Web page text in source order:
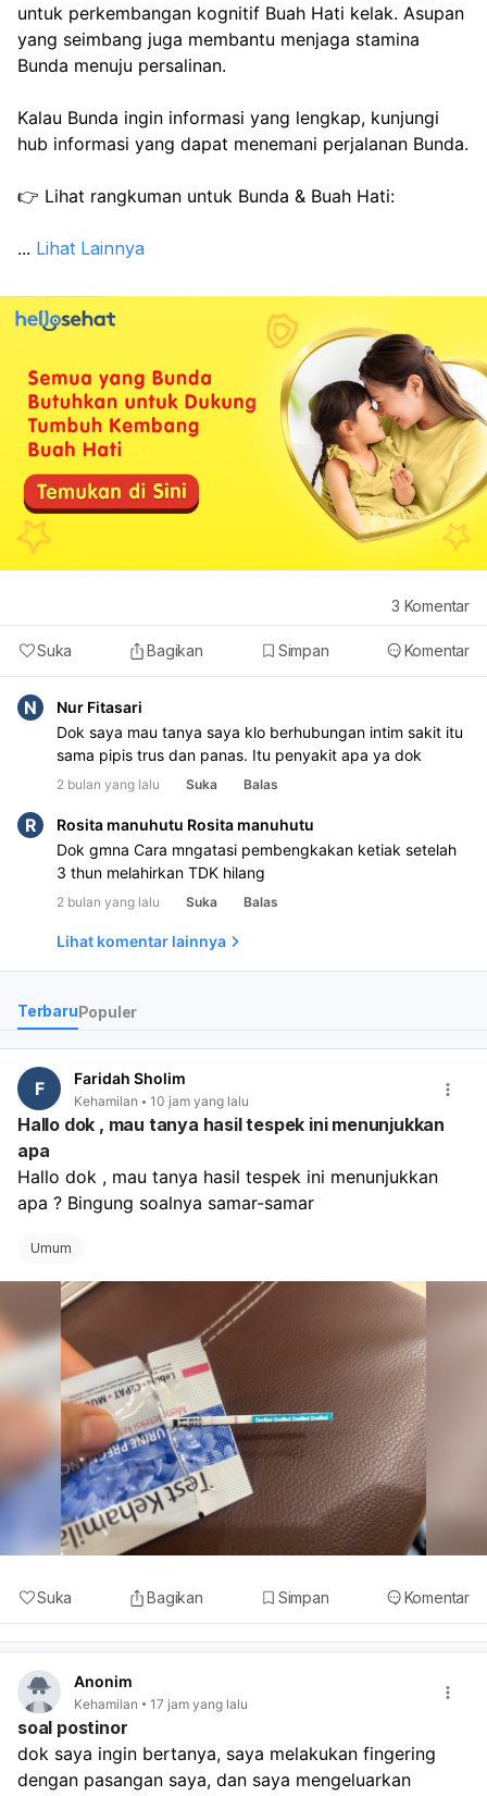
untuk perkembangan kognitif Buah Hati kelak. Asupan
yang seimbang juga membantu menjaga stamina
Bunda menuju persalinan.
Kalau Bunda ingin informasi yang lengkap, kunjungi
hub informasi yang dapat menemani perjalanan Bunda.
👉 Lihat rangkuman untuk Bunda & Buah Hati:
... Lihat Lainnya
Suka Bagikan Simpan Komentar
3 Komentar
N
Nur Fitasari
Dok saya mau tanya saya klo berhubungan intim sakit itu
sama pipis trus dan panas. Itu penyakit apa ya dok
2 bulan yang lalu Suka Balas
R
Rosita manuhutu Rosita manuhutu
Dok gmna Cara mngatasi pembengkakan ketiak setelah
3 thun melahirkan TDK hilang
2 bulan yang lalu Suka Balas
Lihat komentar lainnya
TerbaruPopuler
F Faridah Sholim
Kehamilan 10 jam yang lalu
Hallo dok , mau tanya hasil tespek ini menunjukkan
apa
Hallo dok , mau tanya hasil tespek ini menunjukkan
apa ? Bingung soalnya samar-samar
Umum
Suka Bagikan Simpan Komentar
Anonim
Kehamilan 17 jam yang lalu
soal postinor
dok saya ingin bertanya, saya melakukan fingering
dengan pasangan saya, dan saya mengeluarkan